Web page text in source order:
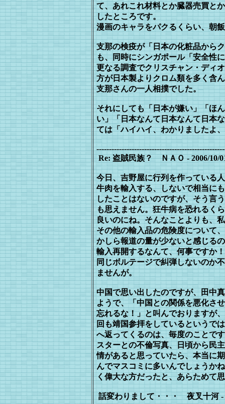
て、あれこれ材料とか臓器売買と
したところです。
漫画のキャラをパクるくらい、朝
支那の検疫が「日本の化粧品から
も、同時にシンガポール「安全性
更なる調査でクリスチャン・ディ
方が日本製よりクロム類を多く含
支那さんの一人相撲でした。
それにしても「日本が嫌い」「ほ
い」「日本なんて日本なんて日本
ては「ハイハイ、わかりましたよ
Re: 盗賊民族？ ＮＡＯ - 2006/10/
今日、吉野屋に行列を作っている
牛肉を輸入する、しないで相当に
したことはないのですが、そう言
も思えません。狂牛病を恐れるく
良いのにね。そんなことよりも、
その他の輸入品の危険度について
かしら報道の量が少ないと感じる
輸入再開するなんて、何事ですか
同じボルテージで糾弾しないのか
ませんが。
中国で思い出したのですが、田中
ようで、「中国との関係を悪化さ
忘れるな！」と叫んでおりますが
回も靖国参拝をしているというで
へ返ってくるのは、毎度のことで
スターとの不倫写真、日頃から民
情があると思っていたら、本当に
んでマスコミに多いんでしょうか
く偉大な方だったと、あらためて
話変わりまして・・・ 夜叉十河 -